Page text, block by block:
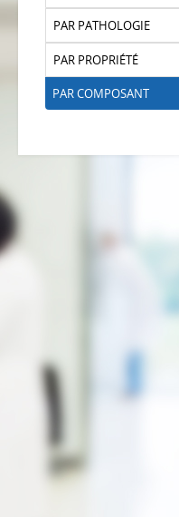
PAR PATHOLOGIE
PAR PROPRIÉTÉ
PAR COMPOSANT